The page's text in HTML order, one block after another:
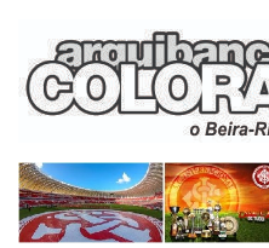
content
Arquibancada